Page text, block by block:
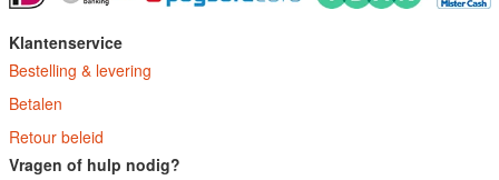
Klantenservice
Bestelling & levering
Betalen
Retour beleid
Vragen of hulp nodig?